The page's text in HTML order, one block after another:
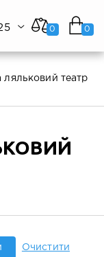
ляльковий театр
Очистити
0 0